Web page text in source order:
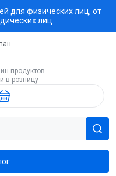
для физических лиц, от
лиц
продуктов
в розницу